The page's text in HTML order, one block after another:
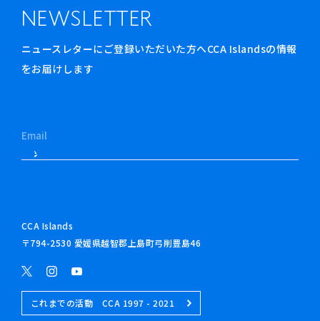
NEWSLETTER
ニュースレターにご登録いただいた方へCCA Islandsの情報
をお届けします
CCA Islands
〒794-2530 愛媛県越智郡上島町弓削豊島46
これまでの活動 CCA 1997 - 2021